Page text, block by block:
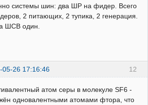
системы шин: два ШР на фидер. Всего
2 питающих, 2 тупика, 2 генерация.
ШСВ один.
12
05-26 17:16:46
атом серы в молекуле SF6 -
одновалентными атомами фтора, что